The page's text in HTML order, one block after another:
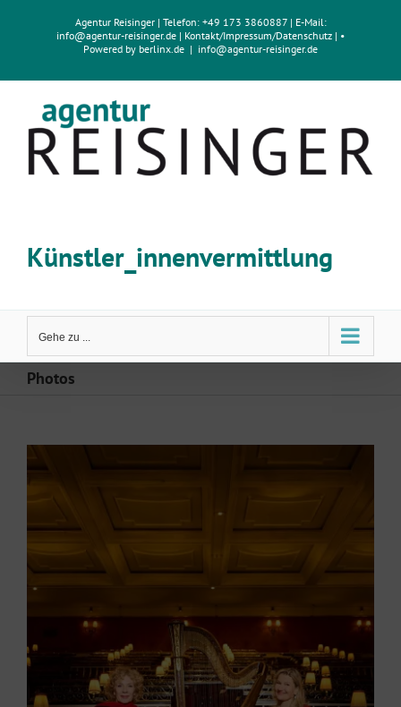
Agentur Reisinger| Telefon: +49 173 3860887 | E-Mail:
info@agentur-reisinger.de | Kontakt/Impressum/Datenschutz | •
Powered by berlinx.de | info@agentur-reisinger.de
Künstler_innenvermittlung
Gehe zu ...
Photos